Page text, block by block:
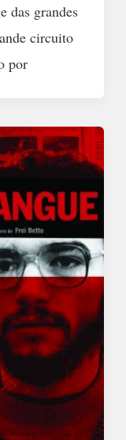
das grandes
circuito
por